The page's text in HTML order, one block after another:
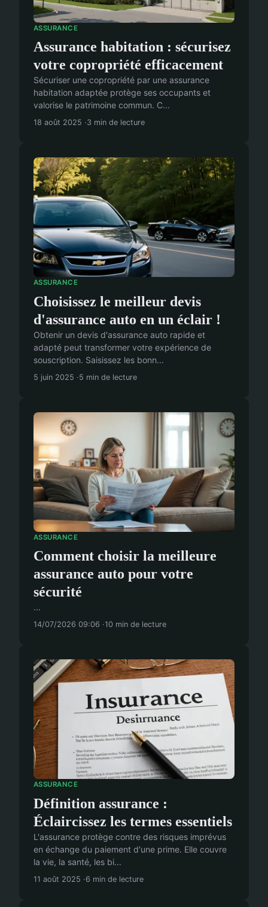
ASSURANCE
Assurance habitation : sécurisez
votre copropriété efficacement
Sécuriser une copropriété par une assurance
habitation adaptée protège ses occupants et
valorise le patrimoine commun. C...
18 août 2025 3 min de lecture
ASSURANCE
Choisissez le meilleur devis
d'assurance auto en un éclair !
Obtenir un devis d'assurance auto rapide et
adapté peut transformer votre expérience de
souscription. Saisissez les bonn...
5 juin 2025 5 min de lecture
ASSURANCE
Comment choisir la meilleure
assurance auto pour votre
sécurité
...
14/07/2026 09:06 10 min de lecture
ASSURANCE
Définition assurance :
Éclaircissez les termes essentiels
L'assurance protège contre des risques imprévus
en échange du paiement d'une prime. Elle couvre
la vie, la santé, les bi...
11 août 2025 6 min de lecture